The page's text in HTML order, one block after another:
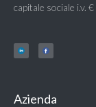
capitale sociale i.v.
Azienda